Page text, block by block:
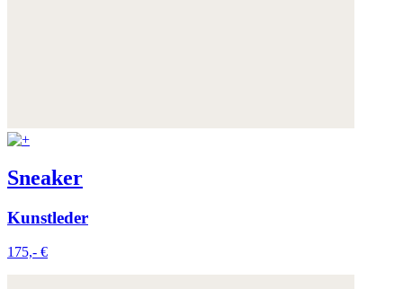
Sneaker
Kunstleder
175,- €